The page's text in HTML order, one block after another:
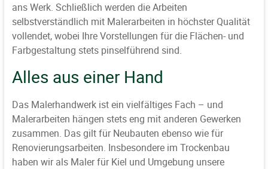
ans Werk. Schließlich werden die Arbeiten
selbstverständlich mit Malerarbeiten in höchster Qualität
vollendet, wobei Ihre Vorstellungen für die Flächen- und
Farbgestaltung stets pinselführend sind.
Alles aus einer Hand
Das Malerhandwerk ist ein vielfältiges Fach – und
Malerarbeiten hängen stets eng mit anderen Gewerken
zusammen. Das gilt für Neubauten ebenso wie für
Renovierungsarbeiten. Insbesondere im Trockenbau
haben wir als Maler für Kiel und Umgebung unsere